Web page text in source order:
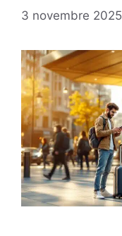
3 novembre 2025